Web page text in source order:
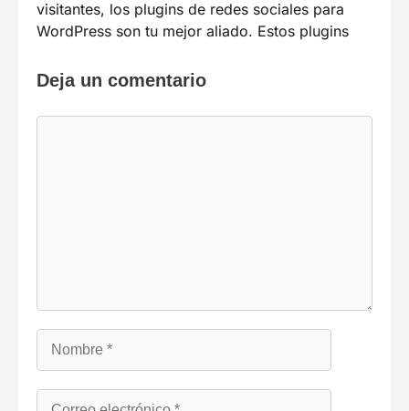
visitantes, los plugins de redes sociales para
WordPress son tu mejor aliado. Estos plugins
Deja un comentario